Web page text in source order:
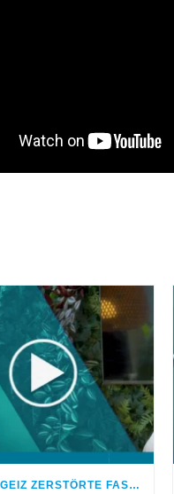
MEIN EHRGEIZ ZERSTÖRTE FAST MEIN LEBEN